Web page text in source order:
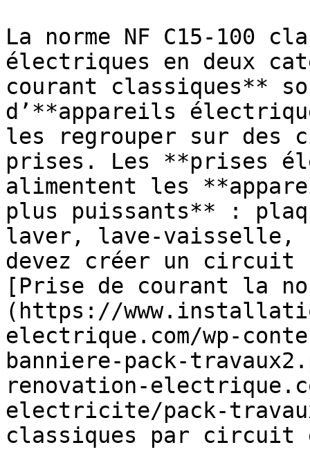
La norme NF C15-100
électriques en deux
courant classiques**
d’**appareils
les regrouper sur des
prises. Les **prises
alimentent les
plus puissants** :
laver, lave-vaisselle,
devez créer un circuit
[Prise de courant la
(https://
electrique.com/wp-
banniere-pack-
renovation-
electricite/pack-
classiques par circuit